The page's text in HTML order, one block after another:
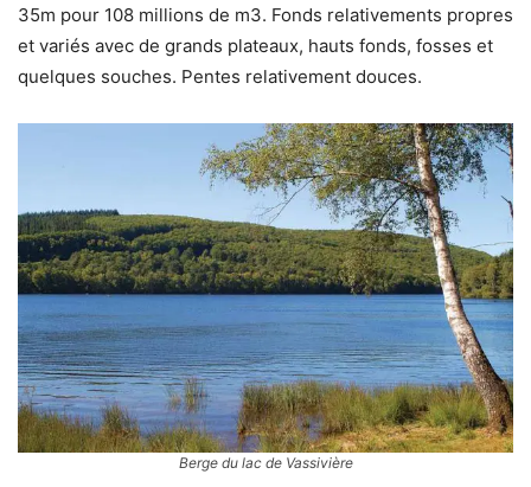
35m pour 108 millions de m3. Fonds relativements propres
et variés avec de grands plateaux, hauts fonds, fosses et
quelques souches. Pentes relativement douces.
Berge du lac de Vassivière